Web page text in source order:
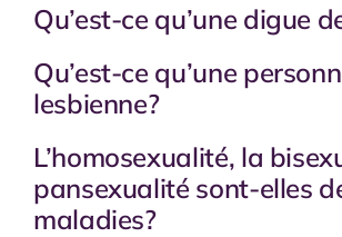
Qu’est-ce qu’une digue
Qu’est-ce qu’une
lesbienne?
L’homosexualité, la
pansexualité sont-elles
maladies?